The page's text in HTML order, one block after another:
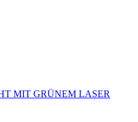
MIT GRÜNEM LASER